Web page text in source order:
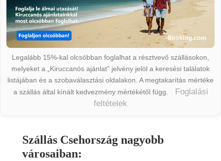
Legalább 15%-kal olcsóbban foglalhat a résztvevő szállásokon,
melyeket a „Kiruccanós ajánlat” jelvény jelöl a keresési találatok
listájában és a szobaválasztási oldalakon. A megtakarítás mértéke
a szállás által kínált kedvezmény mértékétől függ.
Foglalási
feltételek
Szállás Csehország nagyobb
városaiban: